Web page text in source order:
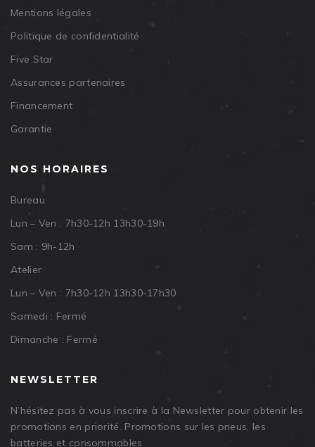
Mentions légales
Politique de confidentialité
Five Star
Assurances partenaires
Financement
Garantie
NOS HORAIRES
Bureau
Lun – Ven : 7h30-12h 13h30-19h
Sam : 9h-12h
Atelier
Lun – Ven : 7h30-12h 13h30-17h30
Samedi : Fermé
Dimanche : Fermé
NEWSLETTER
N’hésitez pas à vous inscrire à la Newsletter pour obtenir les
promotions en priorité. Promotions sur les pneus, les
batteries et consommables